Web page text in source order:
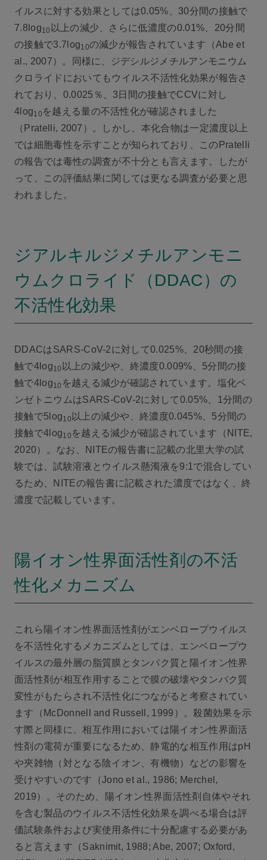
イルスに対する効果としては0.05%、30分間の接触で
7.8log10 以上の減少、さらに低濃度の0.01%、20分間
の接触で3.7log10の減少が報告されています（Abe et
al., 2007）。同様に、ジデシルジメチルアンモニウム
クロライドにおいてもウイルス不活性化効果が報告さ
れており、0.0025％、3日間の接触でCCVに対し
4log10 を越える量の不活性化が確認されました
（Pratelli, 2007）。しかし、本化合物は一定濃度以上
では細胞毒性を示すことが知られており、このPratelli
の報告では毒性の調査が不十分とも言えます。したが
って、この評価結果に関しては更なる調査が必要と思
われました。
ジアルキルジメチルアンモニ
ウムクロライド（DDAC）の
不活性化効果
DDACはSARS-CoV-2に対して0.025%、20秒間の接
触で4log10 以上の減少や、終濃度0.009%、5分間の接
触で4log10 を越える減少が確認されています。塩化ベ
ンゼトニウムはSARS-CoV-2に対して0.05%、1分間の
接触で5log10 以上の減少や、終濃度0.045%、5分間の
接触で4log10 を越える減少が確認されています（NITE,
2020）。なお、NITEの報告書に記載の北里大学の試
験では、試験溶液とウイルス懸濁液を9:1で混合してい
るため、NITEの報告書に記載された濃度ではなく、終
濃度で記載しています。
陽イオン性界面活性剤の不活
性化メカニズム
これら陽イオン性界面活性剤がエンベロープウイルス
を不活性化するメカニズムとしては、エンベロープウ
イルスの最外層の脂質膜とタンパク質と陽イオン性界
面活性剤が相互作用することで膜の破壊やタンパク質
変性がもたらされ不活性化につながると考察されてい
ます（McDonnell and Russell, 1999）。殺菌効果を示
す際と同様に、相互作用においては陽イオン性界面活
性剤の電荷が重要になるため、静電的な相互作用はpH
や夾雑物（対となる陰イオン、有機物）などの影響を
受けやすいのです（Jono et al., 1986; Merchel,
2019）。そのため、陽イオン性界面活性剤自体やそれ
を含む製品のウイルス不活性化効果を調べる場合は評
価試験条件および実使用条件に十分配慮する必要があ
ると言えます（Saknimit, 1988; Abe, 2007; Oxford,